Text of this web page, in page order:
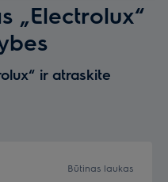
„Electrolux“
ir atraskite
Būtinas laukas